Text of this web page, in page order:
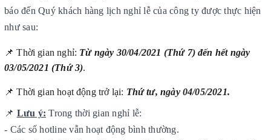
báo đến Quý khách hàng lịch nghỉ lễ của công ty được thực hiện
như sau:
📌 Thời gian nghỉ: Từ ngày 30/04/2021 (Thứ 7) đến hết ngày
03/05/2021 (Thứ 3).
📌 Thời gian hoạt động trở lại: Thứ tư, ngày 04/05/2021.
📌 Lưu ý: Trong thời gian nghỉ lễ:
- Các số hotline vẫn hoạt động bình thường.